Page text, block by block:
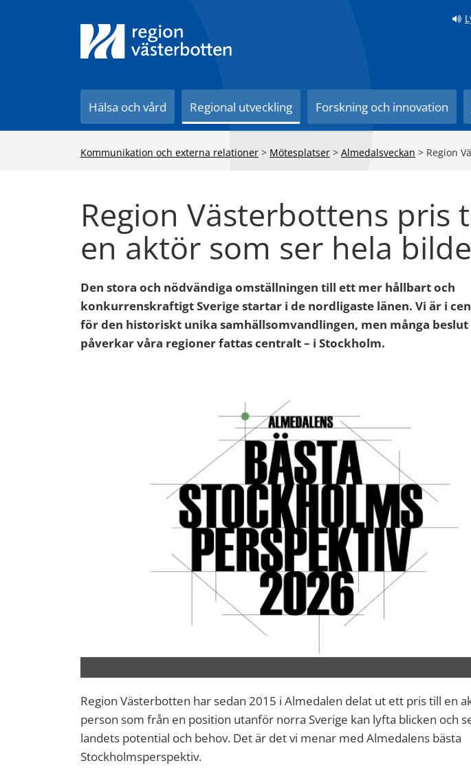
Hälsa och vård Regional utveckling Forskning och innovation
Kommunikation och externa relationer > Mötesplatser > Almedalsveckan > Region
Region Västerbottens pris
en aktör som ser hela
Den stora och nödvändiga omställningen till ett mer hållbart och
konkurrenskraftigt Sverige startar i de nordligaste länen. Vi är i
för den historiskt unika samhällsomvandlingen, men många beslut
påverkar våra regioner fattas centralt – i Stockholm.
Region Västerbotten har sedan 2015 i Almedalen delat ut ett pris till en
person som från en position utanför norra Sverige kan lyfta blicken och
landets potential och behov. Det är det vi menar med Almedalens bästa
Stockholmsperspektiv.